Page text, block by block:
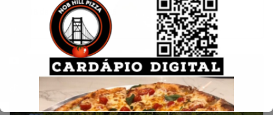
18 de novembro de 2025